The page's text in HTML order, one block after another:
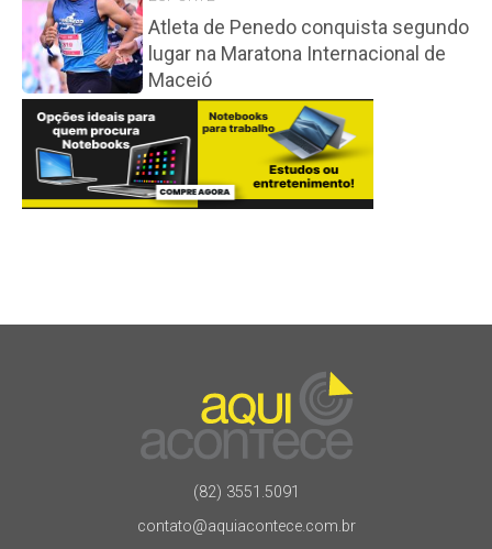
Atleta de Penedo conquista segundo
lugar na Maratona Internacional de
Maceió
(82) 3551.5091
contato@aquiacontece.com.br